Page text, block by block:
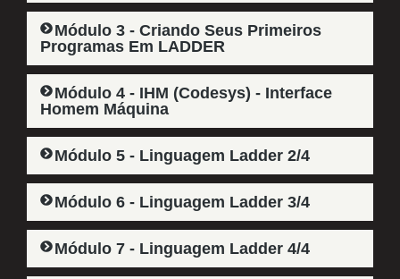
Módulo 3 - Criando Seus Primeiros
Programas Em LADDER
Módulo 4 - IHM (Codesys) - Interface
Homem Máquina​
Módulo 5 - Linguagem Ladder 2/4​
Módulo 6 - Linguagem Ladder 3/4​
Módulo 7 - Linguagem Ladder 4/4​